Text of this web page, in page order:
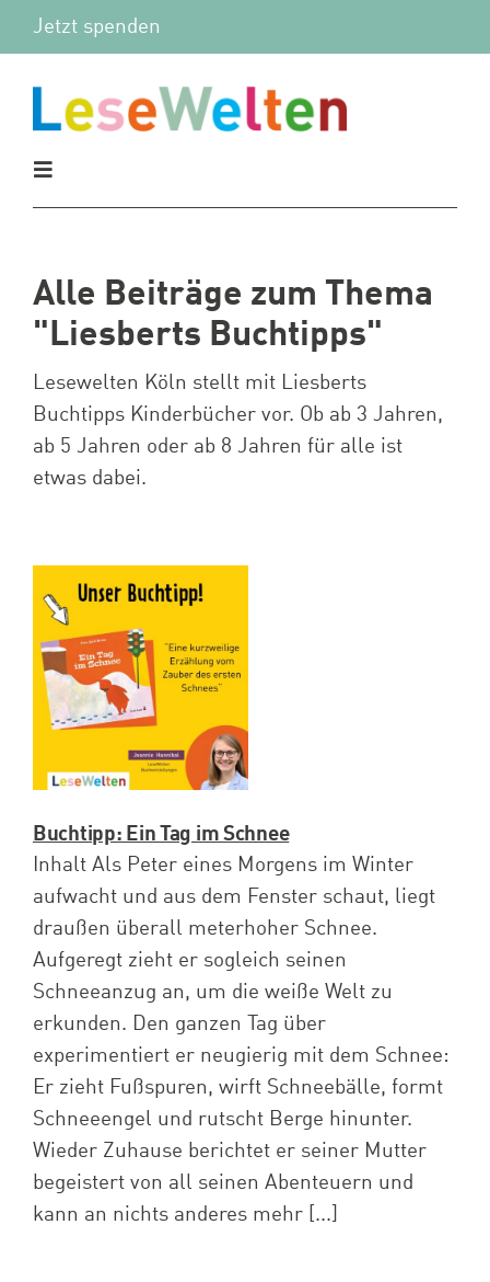
Zum
Jetzt spenden
Toggle
Vor Ort
Mitmachen
Wir
Projekte
Alle Beiträge zum Thema
"Liesberts Buchtipps"
Lesewelten Köln stellt mit Liesberts
Buchtipps Kinderbücher vor. Ob ab 3 Jahren,
ab 5 Jahren oder ab 8 Jahren für alle ist
etwas dabei.
Buchtipp: Ein Tag im Schnee
Inhalt Als Peter eines Morgens im Winter
aufwacht und aus dem Fenster schaut, liegt
draußen überall meterhoher Schnee.
Aufgeregt zieht er sogleich seinen
Schneeanzug an, um die weiße Welt zu
erkunden. Den ganzen Tag über
experimentiert er neugierig mit dem Schnee:
Er zieht Fußspuren, wirft Schneebälle, formt
Schneeengel und rutscht Berge hinunter.
Wieder Zuhause berichtet er seiner Mutter
begeistert von all seinen Abenteuern und
kann an nichts anderes mehr [...]